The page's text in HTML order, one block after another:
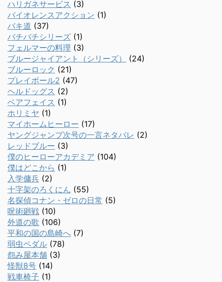
ハリガネサービス (3)
バイオレンスアクション (1)
バキ道 (37)
バチバチシリーズ (1)
フェルマーの料理 (3)
ブルージャイアント（シリーズ）
(24)
ブルーロック (21)
プレイボール2 (47)
ヘルドッグス (2)
ベアフェイス (1)
ホリミヤ (1)
マイホームヒーロー (17)
ヤングジャンプ次号の一言ネタバレ (2)
レッドブルー (3)
僕のヒーローアカデミア (104)
僕はどこから (1)
入学傭兵 (2)
十字架のろくにん (55)
名探偵コナン・ゼロの日常 (5)
呪術廻戦 (10)
外道の歌 (106)
平和の国の島崎へ (7)
弱虫ペダル (78)
怨み屋本舗 (3)
怪獣8号 (14)
戦車椅子 (1)